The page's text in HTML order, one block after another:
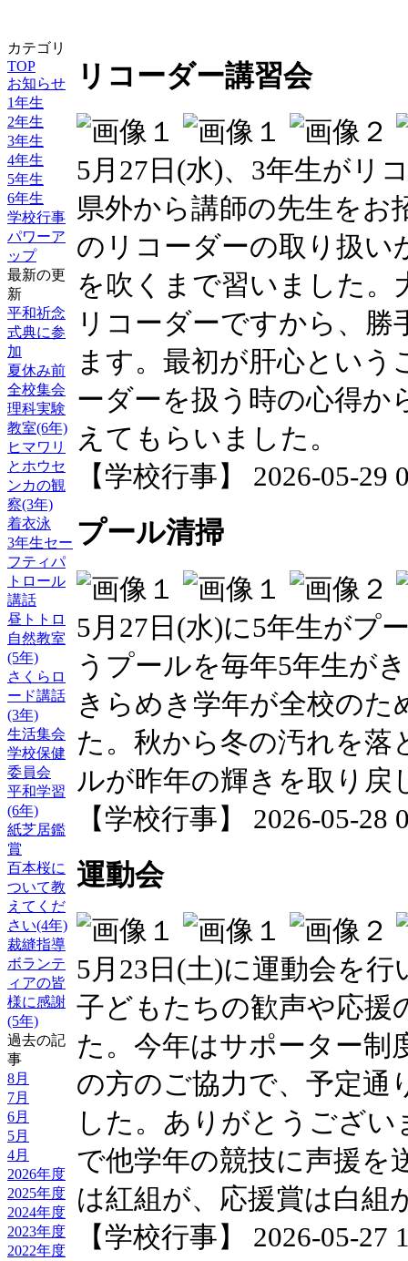
カテゴリ
TOP
お知らせ
1年生
2年生
3年生
4年生
5年生
6年生
学校行事
パワーア
ップ
最新の更
新
平和祈念
式典に参
加
夏休み前
全校集会
理科実験
教室(6年)
ヒマワリ
とホウセ
ンカの観
察(3年)
着衣泳
3年生セー
フティパ
トロール
講話
昼トトロ
自然教室
(5年)
さくらロ
ード講話
(3年)
生活集会
学校保健
委員会
平和学習
(6年)
紙芝居鑑
賞
百本桜に
ついて教
えてくだ
さい(4年)
裁縫指導
ボランテ
ィアの皆
様に感謝
(5年)
過去の記
事
8月
7月
6月
5月
4月
2026年度
2025年度
2024年度
2023年度
2022年度
リコーダー講習会
5月27日(水)、3年生がリ
県外から講師の先生をお
のリコーダーの取り扱
を吹くまで習いました
リコーダーですから、
ます。最初が肝心とい
ーダーを扱う時の心得か
えてもらいました。
【学校行事】 2026-05-29
プール清掃
5月27日(水)に5年生がプ
うプールを毎年5年生が
きらめき学年が全校のた
た。秋から冬の汚れを落
ルが昨年の輝きを取り戻
【学校行事】 2026-05-28
運動会
5月23日(土)に運動会を
子どもたちの歓声や応援
た。今年はサポーター制
の方のご協力で、予定通
した。ありがとうござ
で他学年の競技に声援を
は紅組が、応援賞は白組
【学校行事】 2026-05-27